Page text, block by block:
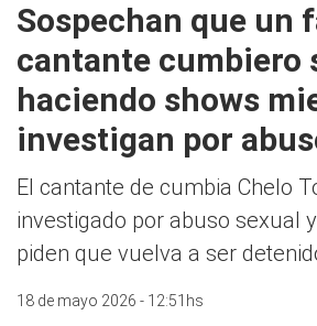
Sospechan que un
cantante cumbiero
haciendo shows
investigan por
El cantante de cumbia Chelo
investigado por abuso sexual
piden que vuelva a ser
18 de mayo 2026 - 12:51hs